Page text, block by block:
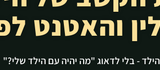
והאטנט
- בלי לדאוג "מה יהיה עם הילד שלי?"